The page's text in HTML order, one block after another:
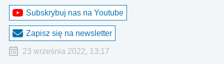
Subskrybuj nas na Youtube
Zapisz się na newsletter
23 września 2022, 13:17